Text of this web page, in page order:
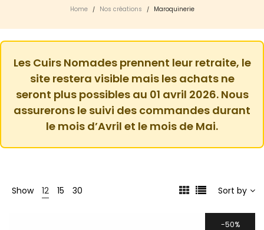
Home / Nos créations / Maroquinerie
Les Cuirs Nomades prennent leur retraite, le
site restera visible mais les achats ne
seront plus possibles au 01 avril 2026. Nous
assurerons le suivi des commandes durant
le mois d’Avril et le mois de Mai.
Show 12 15 30 Sort by
50%